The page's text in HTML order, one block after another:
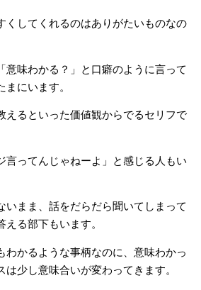
くしてくれるのはありがたいものなの
意味わかる？」と口癖のように言って
まにいます。
えるといった価値観からでるセリフで
言ってんじゃねーよ」と感じる人もい
いまま、話をだらだら聞いてしまって
る部下もいます。
わかるような事柄なのに、意味わかっ
少し意味合いが変わってきます。